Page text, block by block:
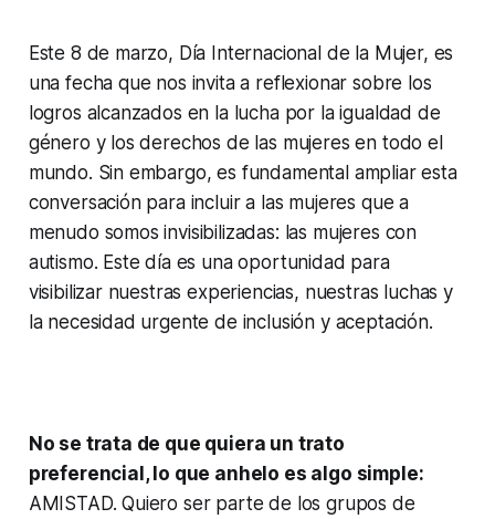
Este 8 de marzo, Día Internacional de la Mujer, es
una fecha que nos invita a reflexionar sobre los
logros alcanzados en la lucha por la igualdad de
género y los derechos de las mujeres en todo el
mundo. Sin embargo, es fundamental ampliar esta
conversación para incluir a las mujeres que a
menudo somos invisibilizadas: las mujeres con
autismo. Este día es una oportunidad para
visibilizar nuestras experiencias, nuestras luchas y
la necesidad urgente de inclusión y aceptación.
No se trata de que quiera un trato
preferencial, lo que anhelo es algo simple:
AMISTAD. Quiero ser parte de los grupos de